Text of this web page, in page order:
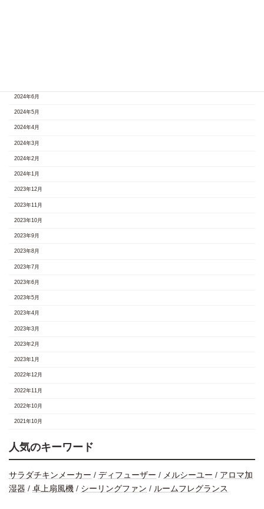
2024年6月
2024年5月
2024年4月
2024年3月
2024年2月
2024年1月
2023年12月
2023年11月
2023年10月
2023年9月
2023年8月
2023年7月
2023年6月
2023年5月
2023年4月
2023年3月
2023年2月
2023年1月
2022年12月
2022年11月
2022年10月
2021年10月
人気のキーワード
サラダチキンメーカー / ディフューザー / メルシーユー / アロマ加
湿器 / 卓上扇風機 / シーリングファン / ルームフレグランス